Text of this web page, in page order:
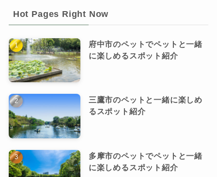
Hot Pages Right Now
府中市のペットでペットと一緒
に楽しめるスポット紹介
三鷹市のペットと一緒に楽しめ
るスポット紹介
多摩市のペットでペットと一緒
に楽しめるスポット紹介